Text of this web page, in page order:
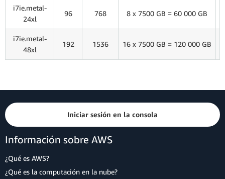
i7ie.metal-
24xl
96 768 8 x 7500 GB = 60 000 GB
i7ie.metal-
48xl
192 1536 16 x 7500 GB = 120 000 GB
Iniciar sesión en la consola
Información sobre AWS
¿Qué es AWS?
¿Qué es la computación en la nube?